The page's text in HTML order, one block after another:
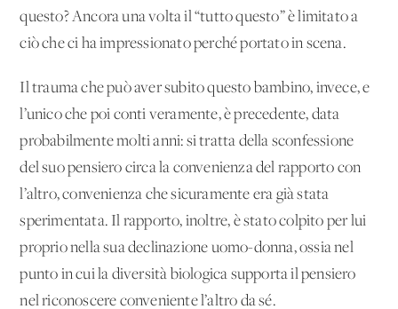
questo? Ancora una volta il “tutto questo” è limitato a
ciò che ci ha impressionato perché portato in scena.
Il trauma che può aver subito questo bambino, invece, e
l’unico che poi conti veramente, è precedente, data
probabilmente molti anni: si tratta della sconfessione
del suo pensiero circa la convenienza del rapporto con
l’altro, convenienza che sicuramente era già stata
sperimentata. Il rapporto, inoltre, è stato colpito per lui
proprio nella sua declinazione uomo-donna, ossia nel
punto in cui la diversità biologica supporta il pensiero
nel riconoscere conveniente l’altro da sé.